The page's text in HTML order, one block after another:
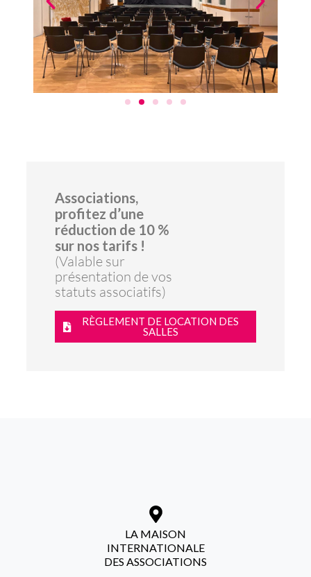
Associations,
profitez d’une
réduction de 10 %
sur nos tarifs !
(Valable sur
présentation de vos
statuts associatifs)
RÈGLEMENT DE LOCATION DES
SALLES
LA MAISON
INTERNATIONALE
DES ASSOCIATIONS